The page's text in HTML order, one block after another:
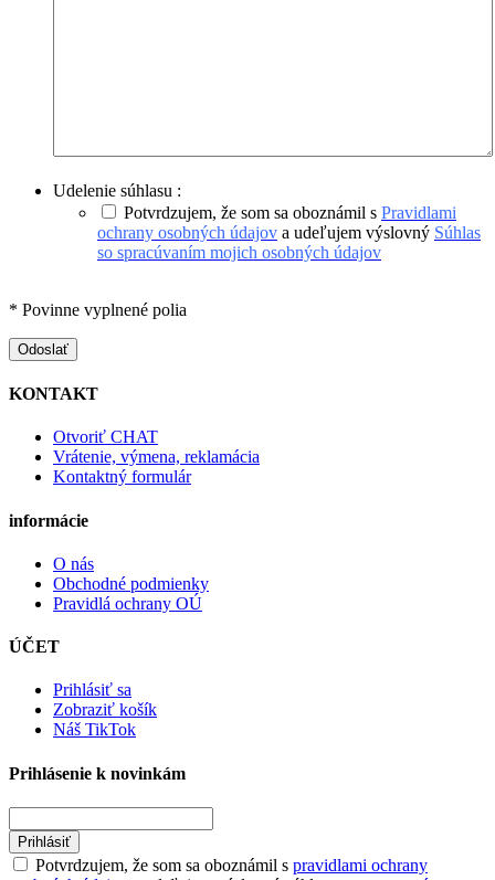
Udelenie súhlasu :
Potvrdzujem, že som sa oboznámil s Pravidlami
ochrany osobných údajov a udeľujem výslovný Súhlas
so spracúvaním mojich osobných údajov
* Povinne vyplnené polia
Odoslať
KONTAKT
Otvoriť CHAT
Vrátenie, výmena, reklamácia
Kontaktný formulár
informácie
O nás
Obchodné podmienky
Pravidlá ochrany OÚ
ÚČET
Prihlásiť sa
Zobraziť košík
Náš TikTok
Prihlásenie k novinkám
Prihlásiť
Potvrdzujem, že som sa oboznámil s pravidlami ochrany